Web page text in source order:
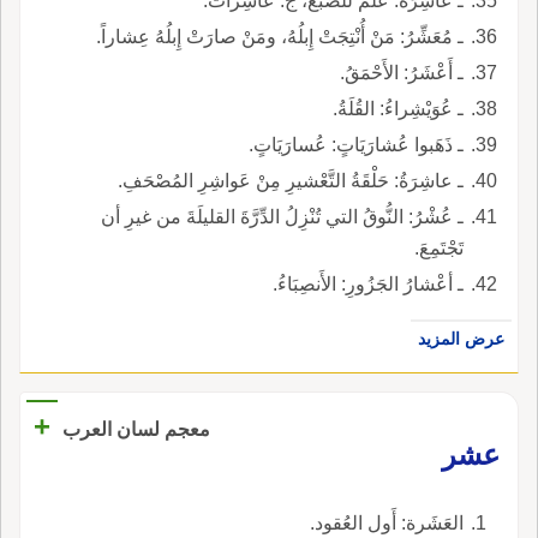
ـ مُعَشِّرُ: مَنْ أُنْتِجَتْ إِبلُهُ، ومَنْ صارَتْ إِبلُهُ عِشاراً.
ـ أَعْشَرُ: الأَحْمَقُ.
ـ عُوَيْشِراءُ: القُلَةُ.
ـ ذَهَبوا عُشارَيَاتٍ: عُسارَيَاتٍ.
ـ عاشِرَةُ: حَلْقَةُ التَّعْشيرِ مِنْ عَواشِرِ المُصْحَفِ.
ـ عُشْرُ: النُّوقُ التي تُنْزِلُ الدِّرَّةَ القليلَةَ من غيرِ أن
تَجْتَمِعَ.
ـ أعْشارُ الجَزُورِ: الأَنصِبَاءُ.
عرض المزيد
معجم لسان العرب
+
عشر
العَشَرة: أَول العُقود.